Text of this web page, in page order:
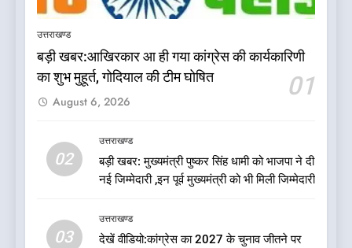
उत्तराखण्ड
बड़ी खबर:आखिरकार आ ही गया कांग्रेस की कार्यकारिणी
का शुभ मुहूर्त, गोदियाल की टीम घोषित
01
August 6, 2026
02
उत्तराखण्ड
बड़ी खबर: मुख्यमंत्री पुष्कर सिंह धामी को भाजपा ने दी
नई जिम्मेदारी ,इन पूर्व मुख्यमंत्री को भी मिली जिम्मेदारी
03
उत्तराखण्ड
देखें वीडियो:कांग्रेस का 2027 के चुनाव जीतने पर
उत्तराखण्ड
6
ऑरेंज अलर्ट के बीच डीएम का बड़ा
7
जखोली:त्यूँखर गांव के खेतों में दिखे दो
उत्तराखण्ड